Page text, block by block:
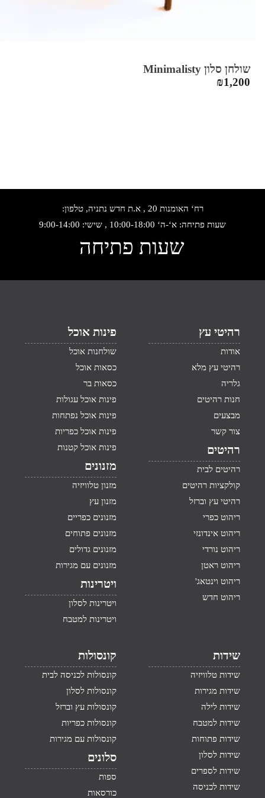
שולחן סלון Minimalisty
₪1,200
רח‘ האומנות 20 , א.ת חדש נתניה, טלפון:
שעות פתיחה: א‘-ה‘ 10:00-18:00 , שישי: 9:00-14:00
שעות פתיחה
רהיטי עץ
אודות
רהיטי עץ מלא
גלריה
חנות רהיטים
מבצעים
צור קשר
רהיטים
רהיטים לבית
קולקציות רהיטים
רהיטי עץ וברזל
ריהוט כפרי
ריהוט אינדונזי
ריהוט נורדי
ריהוט ראטן
ריהוט וינטאג'
ריהוט חדש
פינות אוכל
שולחנות אוכל
כסאות אוכל
כסאות בר
פינות אוכל עגולות
פינות אוכל נפתחות
פינות אוכל כפריות
פינות אוכל קטנות
מזנונים
מזנון טלוויזיה
מזנון עץ
מזנונים כפריים
מזנונים פתוחים
מזנונים גדולים
מזנונים עם מגירות
ויטרינות
ויטרינות לסלון
ויטרינות למטבח
שידות
שידות טלוויזיה
שידות מגירות
שידות לילה
שידות למטבח
שידות פתוחות
שידות לסלון
שידות לספרים
שידות לכניסה
קונסולות
קונסולות לכניסה לבית
קונסולות לסלון
קונסולות עץ וברזל
קונסולות כפריות
קונסולות עם מגירות
סלונים
ספות
כורסאות